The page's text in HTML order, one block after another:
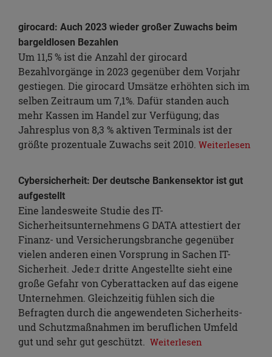
girocard: Auch 2023 wieder großer Zuwachs beim
bargeldlosen Bezahlen
Um 11,5 % ist die Anzahl der girocard
Bezahlvorgänge in 2023 gegenüber dem Vorjahr
gestiegen. Die girocard Umsätze erhöhten sich im
selben Zeitraum um 7,1%. Dafür standen auch
mehr Kassen im Handel zur Verfügung; das
Jahresplus von 8,3 % aktiven Terminals ist der
größte prozentuale Zuwachs seit 2010. Weiterlesen
Cybersicherheit: Der deutsche Bankensektor ist gut
aufgestellt
Eine landesweite Studie des IT-
Sicherheitsunternehmens G DATA attestiert der
Finanz- und Versicherungsbranche gegenüber
vielen anderen einen Vorsprung in Sachen IT-
Sicherheit. Jede:r dritte Angestellte sieht eine
große Gefahr von Cyberattacken auf das eigene
Unternehmen. Gleichzeitig fühlen sich die
Befragten durch die angewendeten Sicherheits-
und Schutzmaßnahmen im beruflichen Umfeld
gut und sehr gut geschützt.
Weiterlesen